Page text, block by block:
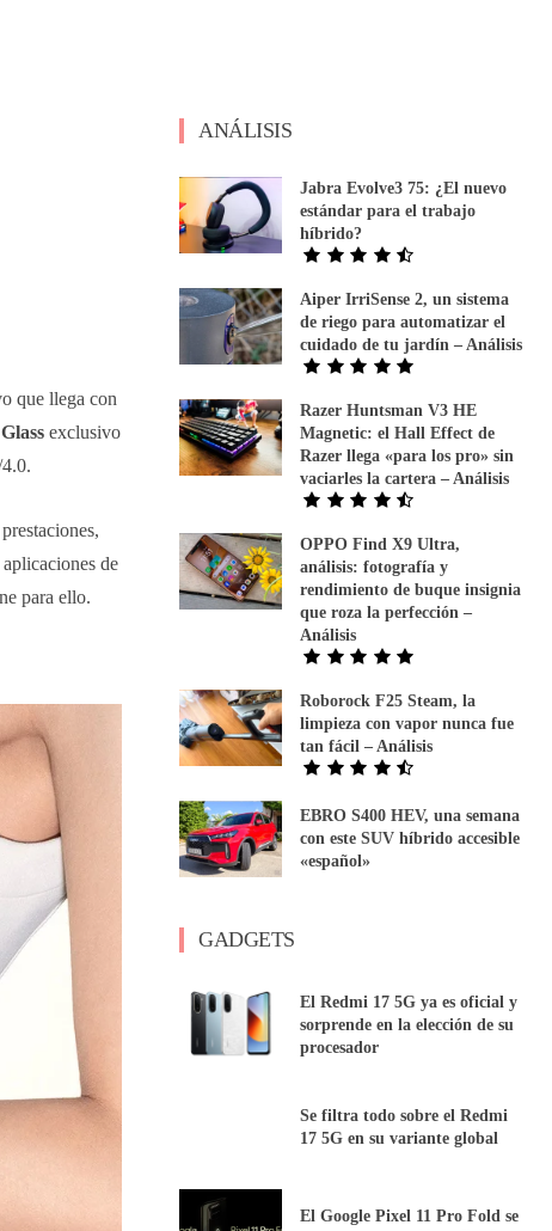
que llega con
exclusivo
de
para ello.
ANÁLISIS
Jabra Evolve3 75: ¿El nuevo
estándar para el trabajo
híbrido?
Aiper IrriSense 2, un sistema
de riego para automatizar el
cuidado de tu jardín – Análisis
Razer Huntsman V3 HE
Magnetic: el Hall Effect de
Razer llega «para los pro» sin
vaciarles la cartera – Análisis
OPPO Find X9 Ultra,
análisis: fotografía y
rendimiento de buque insignia
que roza la perfección –
Análisis
Roborock F25 Steam, la
limpieza con vapor nunca fue
tan fácil – Análisis
EBRO S400 HEV, una semana
con este SUV híbrido accesible
«español»
GADGETS
El Redmi 17 5G ya es oficial y
sorprende en la elección de su
procesador
Se filtra todo sobre el Redmi
17 5G en su variante global
El Google Pixel 11 Pro Fold se